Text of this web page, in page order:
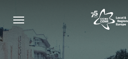
main
content